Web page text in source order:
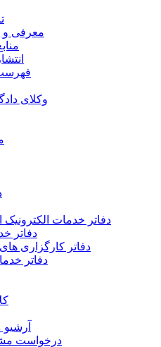
معرفی
وکلای
دفاتر خدمات الکترونیک
دفاتر
دفاتر کارگزاری
دفاتر
درخواست